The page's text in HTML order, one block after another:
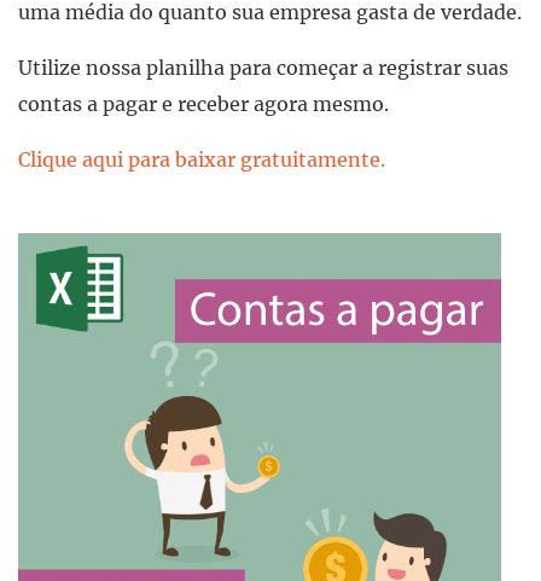
uma média do quanto sua empresa gasta de verdade.
Utilize nossa planilha para começar a registrar suas
contas a pagar e receber agora mesmo.
Clique aqui para baixar gratuitamente.